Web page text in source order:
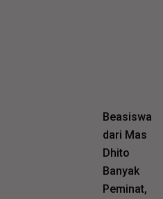
Beasiswa
dari Mas
Dhito
Banyak
Peminat,